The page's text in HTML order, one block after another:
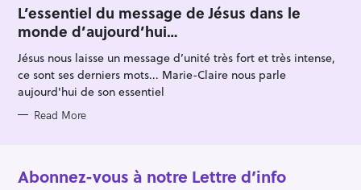
T
E
G
O
I
E
S
L’essentiel du message de Jésus dans le
monde d’aujourd’hui…
Jésus nous laisse un message d’unité très fort et très intense,
ce sont ses derniers mots... Marie-Claire nous parle
aujourd'hui de son essentiel
Read More
Abonnez-vous à notre Lettre d’info